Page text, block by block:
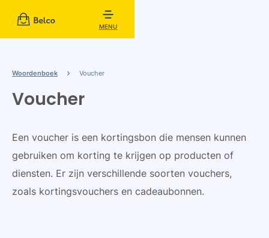
MENU
Woordenboek Voucher
Voucher
Een voucher is een kortingsbon die mensen kunnen
gebruiken om korting te krijgen op producten of
diensten. Er zijn verschillende soorten vouchers,
zoals kortingsvouchers en cadeaubonnen.